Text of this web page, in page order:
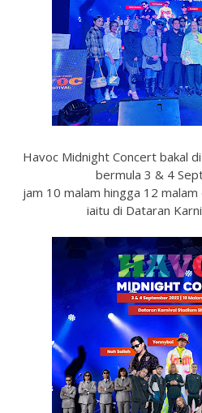
Havoc Midnight Concert bakal
bermula 3 & 4
jam 10 malam hingga 12
iaitu di Dataran